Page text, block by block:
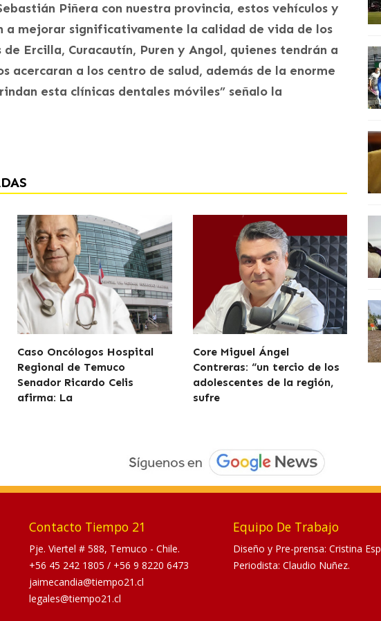
Piñera con nuestra provincia, estos vehículos y
a mejorar significativamente la calidad de vida de los
Ercilla, Curacautín, Puren y Angol, quienes tendrán a
acercaran a los centro de salud, además de la enorme
esta clínicas dentales móviles” señalo la
Caso Oncólogos Hospital
Regional de Temuco
Senador Ricardo Celis
afirma: La
Core Miguel Ángel
Contreras: “un tercio de los
adolescentes de la región,
sufre
Contacto Tiempo 21
Pje. Viertel # 588, Temuco - Chile.
+56 45 242 1805 / +56 9 8220 6473
jaimecandia@tiempo21.cl
legales@tiempo21.cl
Equipo De Trabajo
Diseño y Pre-prensa: Cristina
Periodista: Claudio Nuñez.